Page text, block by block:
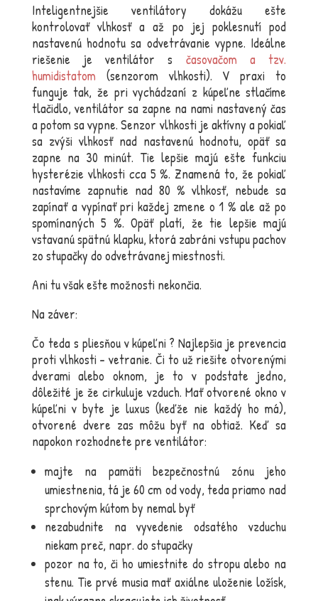
Inteligentnejšie ventilátory dokážu ešte
kontrolovať vlhkosť a až po jej poklesnutí pod
nastavenú hodnotu sa odvetrávanie vypne. Ideálne
riešenie je ventilátor s časovačom a tzv.
humidistatom (senzorom vlhkosti). V praxi to
funguje tak, že pri vychádzaní z kúpeľne stlačíme
tlačidlo, ventilátor sa zapne na nami nastavený čas
a potom sa vypne. Senzor vlhkosti je aktívny a pokiaľ
sa zvýši vlhkosť nad nastavenú hodnotu, opäť sa
zapne na 30 minút. Tie lepšie majú ešte funkciu
hysterézie vlhkosti cca 5 %. Znamená to, že pokiaľ
nastavíme zapnutie nad 80 % vlhkosť, nebude sa
zapínať a vypínať pri každej zmene o 1 % ale až po
spomínaných 5 %. Opäť platí, že tie lepšie majú
vstavanú spätnú klapku, ktorá zabráni vstupu pachov
zo stupačky do odvetrávanej miestnosti.
Ani tu však ešte možnosti nekončia.
Na záver:
Čo teda s pliesňou v kúpeľni ? Najlepšia je prevencia
proti vlhkosti – vetranie. Či to už riešite otvorenými
dverami alebo oknom, je to v podstate jedno,
dôležité je že cirkuluje vzduch. Mať otvorené okno v
kúpeľni v byte je luxus (keďže nie každý ho má),
otvorené dvere zas môžu byť na obtiaž. Keď sa
napokon rozhodnete pre ventilátor:
majte na pamäti bezpečnostnú zónu jeho
umiestnenia, tá je 60 cm od vody, teda priamo nad
sprchovým kútom by nemal byť
nezabudnite na vyvedenie odsatého vzduchu
niekam preč, napr. do stupačky
pozor na to, či ho umiestnite do stropu alebo na
stenu. Tie prvé musia mať axiálne uloženie ložísk,